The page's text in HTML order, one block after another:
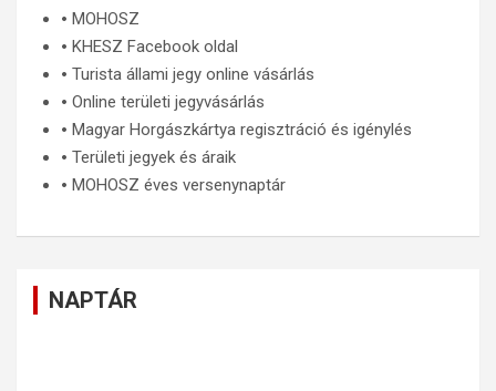
🞄 MOHOSZ
🞄 KHESZ Facebook oldal
🞄 Turista állami jegy online vásárlás
🞄 Online területi jegyvásárlás
🞄 Magyar Horgászkártya regisztráció és igénylés
🞄 Területi jegyek és áraik
🞄 MOHOSZ éves versenynaptár
NAPTÁR